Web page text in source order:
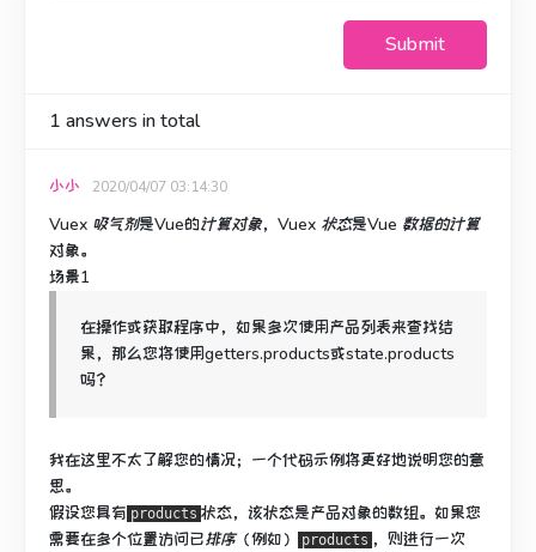
Submit
1 answers in total
小小 2020/04/07 03:14:30
Vuex 吸气剂是Vue的计算对象，Vuex 状态是Vue 数据的计算
对象。
场景1
在操作或获取程序中，如果多次使用产品列表来查找结
果，那么您将使用getters.products或state.products
吗？
我在这里不太了解您的情况； 一个代码示例将更好地说明您的意
思。
假设您具有 products 状态，该状态是产品对象的数组。 如果您
需要在多个位置访问已排序（例如） products ，则进行一次